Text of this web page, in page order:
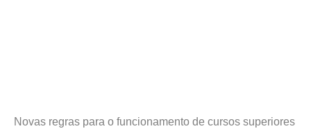
Novas regras para o funcionamento de cursos superiores